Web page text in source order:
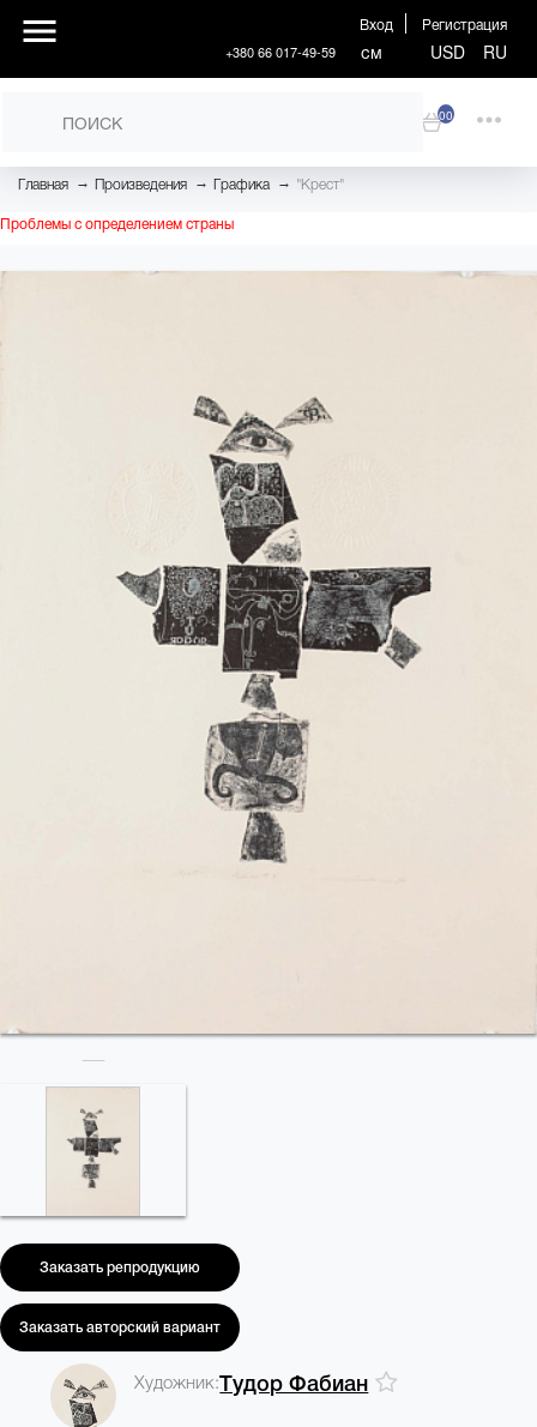
Вход Регистрация
+380 66 017-49-59 см USD RU
00
Главная → Произведения → Графика → "Крест"
Проблемы с определением страны
Заказать репродукцию
Заказать авторский вариант
Художник:Тудор Фабиан